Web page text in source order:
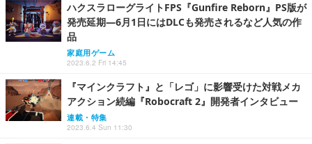
ハクスラローグライトFPS『Gunfire Reborn』PS版が
発売延期―6月1日にはDLCも発売されるなど人気の作
品
家庭用ゲーム
2023.6.2 Fri 14:45
『マインクラフト』と「レゴ」に影響受けた対戦メカ
アクション続編『Robocraft 2』開発者インタビュー
連載・特集
2023.6.4 Sun 11:30